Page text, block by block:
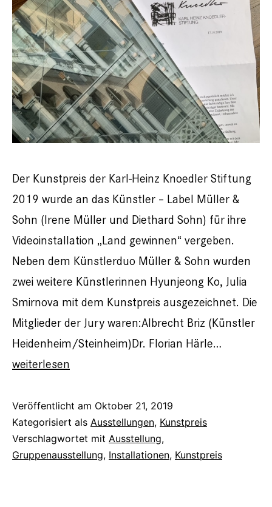
Der Kunstpreis der Karl-Heinz Knoedler Stiftung
2019 wurde an das Künstler – Label Müller &
Sohn (Irene Müller und Diethard Sohn) für ihre
Videoinstallation „Land gewinnen“ vergeben.
Neben dem Künstlerduo Müller & Sohn wurden
zwei weitere Künstlerinnen Hyunjeong Ko, Julia
Smirnova mit dem Kunstpreis ausgezeichnet. Die
Mitglieder der Jury waren:Albrecht Briz (Künstler
Heidenheim/Steinheim)Dr. Florian Härle…
Kunstpreis
Karl-
Heinz
Knoedler
Stiftung
weiterlesen
Veröffentlicht am Oktober 21, 2019
Kategorisiert als Ausstellungen, Kunstpreis
Verschlagwortet mit Ausstellung,
Gruppenausstellung, Installationen, Kunstpreis